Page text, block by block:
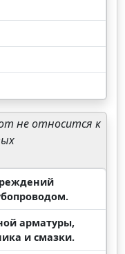
не относится к
арматуры,
и смазки.